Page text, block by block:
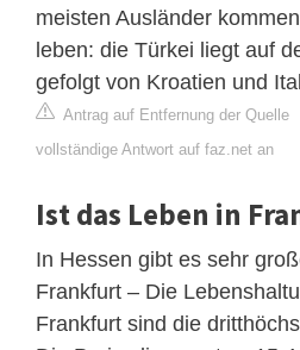
meisten Ausländer
leben: die Türkei liegt auf
gefolgt von Kroatien und
Antrag auf Entfernung der Quelle
vollständige Antwort auf faz.net an
Ist das Leben in
In Hessen gibt es sehr
Frankfurt – Die
Frankfurt sind die